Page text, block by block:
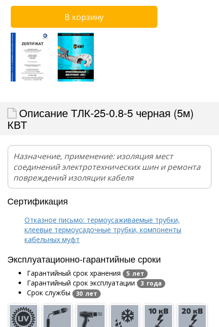
Описание ТЛК-25-0.8-5 черная (5м)
КВТ
Назначение, применение: изоляция мест
соединений электротехнических шин и ремонта
повреждений изоляции кабеля
Сертификация
Отказное письмо: термоусаживаемые трубки,
клеевые термоусадочные трубки, компоненты
кабельных муфт
Эксплуатационно-гарантийные сроки
Гарантийный срок хранения 5 лет
Гарантийный срок эксплуатации 3 года
Срок службы 30 лет